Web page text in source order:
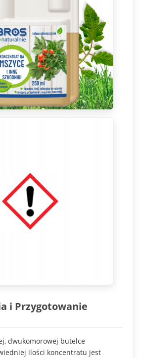
i Przygotowanie
dwukomorowej butelce
ilości koncentratu jest